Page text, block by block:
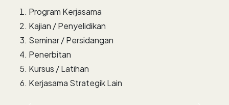
Program Kerjasama
Kajian / Penyelidikan
Seminar / Persidangan
Penerbitan
Kursus / Latihan
Kerjasama Strategik Lain